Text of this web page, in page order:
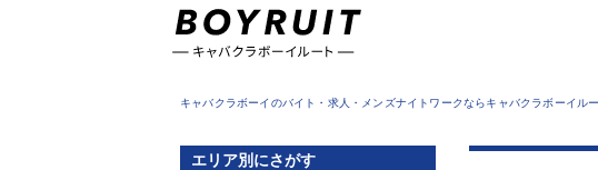
キャバクラボーイのバイト・求人・メンズナイトワークならキャバクラボーイル
エリア別にさがす
東京都 銀座